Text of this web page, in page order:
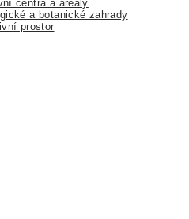
centra a areály
a botanické zahrady
prostor